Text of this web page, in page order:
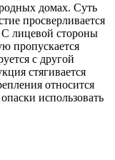
домах. Суть
просверливается
С лицевой стороны
пропускается
с другой
стягивается
относится
использовать